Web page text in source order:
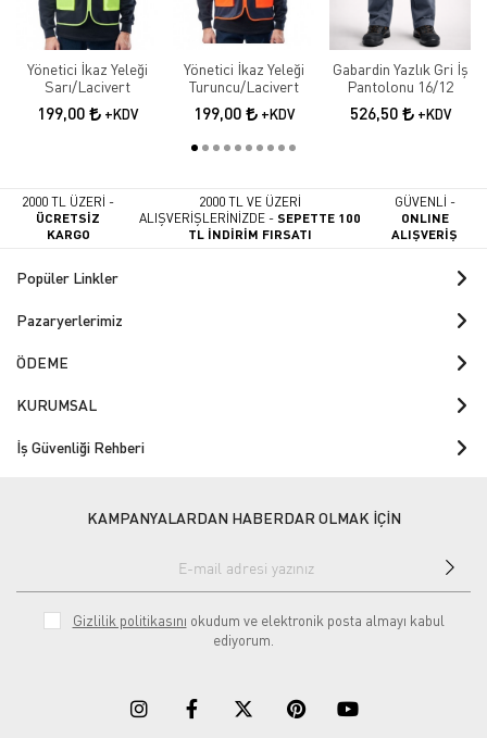
Yönetici İkaz Yeleği
Sarı/Lacivert
199,00 +KDV
Yönetici İkaz Yeleği
Turuncu/Lacivert
199,00 +KDV
Gabardin Yazlık Gri İş
Pantolonu 16/12
526,50 +KDV
2000 TL ÜZERİ -
ÜCRETSİZ
KARGO
2000 TL VE ÜZERİ
ALIŞVERİŞLERİNİZDE -SEPETTE 100
TL İNDİRİM FIRSATI
GÜVENLİ -
ONLINE
ALIŞVERİŞ
Popüler Linkler
Pazaryerlerimiz
ÖDEME
KURUMSAL
İş Güvenliği Rehberi
KAMPANYALARDAN HABERDAR OLMAK İÇİN
Gizlilik politikasını okudum ve elektronik posta almayı kabul
ediyorum.